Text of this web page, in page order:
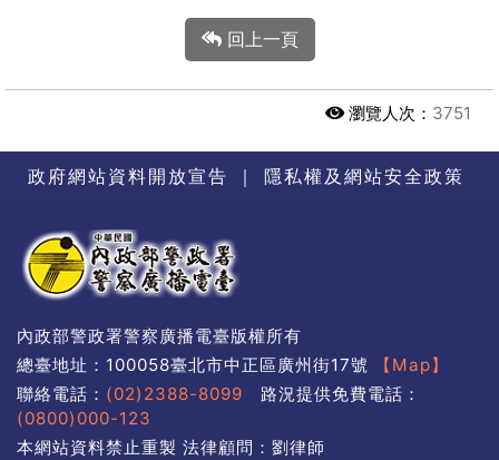
回上一頁
瀏覽人次： 3751
政府網站資料開放宣告 ｜ 隱私權及網站安全政策
內政部警政署警察廣播電臺版權所有
總臺地址：100058臺北市中正區廣州街17號
【Map】
聯絡電話： (02)2388-8099 路況提供免費電話：
(0800)000-123
本網站資料禁止重製 法律顧問：劉律師